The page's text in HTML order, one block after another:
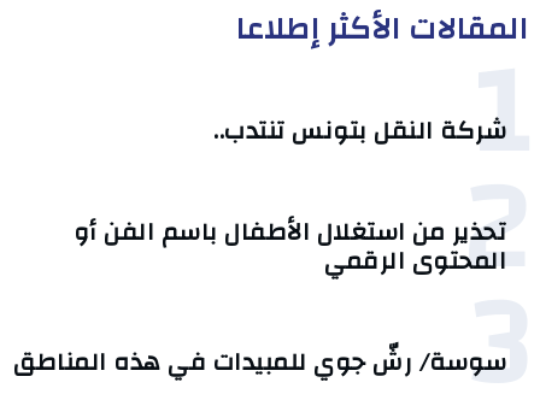
المقالات الأكثر إطلاعا
1
شركة النقل بتونس تنتدب..
2
تحذير من استغلال الأطفال باسم الفن أو
المحتوى الرقمي
3
سوسة/ رشّ جوي للمبيدات في هذه المناطق